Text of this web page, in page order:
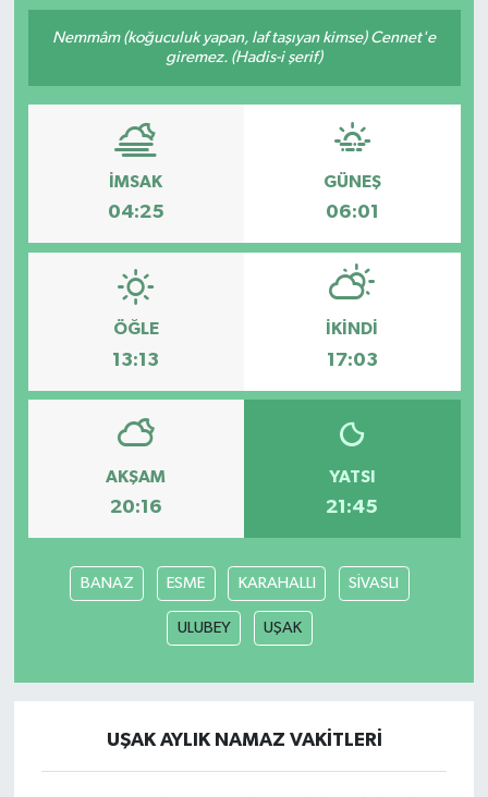
Nemmâm (koğuculuk yapan, laf taşıyan kimse) Cennet'e
giremez. (Hadis-i şerif)
İMSAK
04:25
GÜNEŞ
06:01
ÖĞLE
13:13
İKINDI
17:03
AKŞAM
20:16
YATSI
21:45
BANAZ ESME KARAHALLI SİVASLI
ULUBEY UŞAK
UŞAK AYLIK NAMAZ VAKITLERI